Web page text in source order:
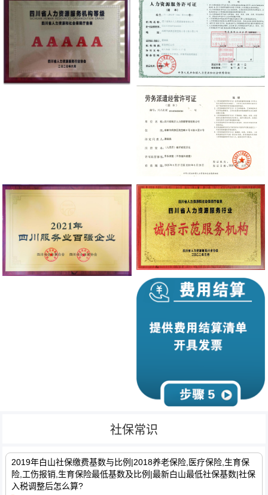
社保常识
2019年白山社保缴费基数与比例|2018养老保险,医疗保险,生育保
险,工伤报销,生育保险最低基数及比例|最新白山最低社保基数|社保
入税调整后怎么算?